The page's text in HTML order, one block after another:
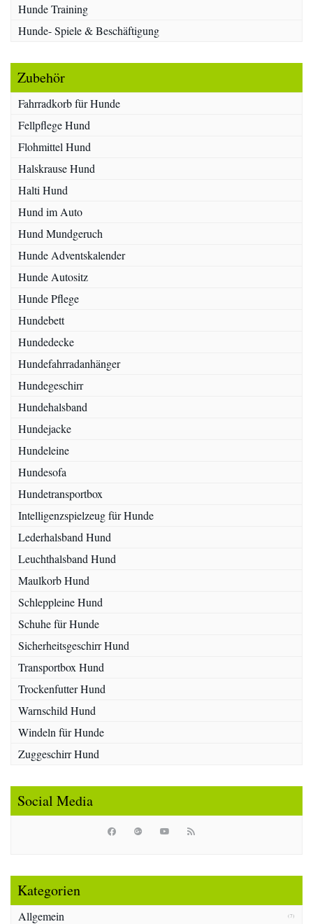
Hunde Training
Hunde- Spiele & Beschäftigung
Zubehör
Fahrradkorb für Hunde
Fellpflege Hund
Flohmittel Hund
Halskrause Hund
Halti Hund
Hund im Auto
Hund Mundgeruch
Hunde Adventskalender
Hunde Autositz
Hunde Pflege
Hundebett
Hundedecke
Hundefahrradanhänger
Hundegeschirr
Hundehalsband
Hundejacke
Hundeleine
Hundesofa
Hundetransportbox
Intelligenzspielzeug für Hunde
Lederhalsband Hund
Leuchthalsband Hund
Maulkorb Hund
Schleppleine Hund
Schuhe für Hunde
Sicherheitsgeschirr Hund
Transportbox Hund
Trockenfutter Hund
Warnschild Hund
Windeln für Hunde
Zuggeschirr Hund
Social Media
Kategorien
Allgemein (7)